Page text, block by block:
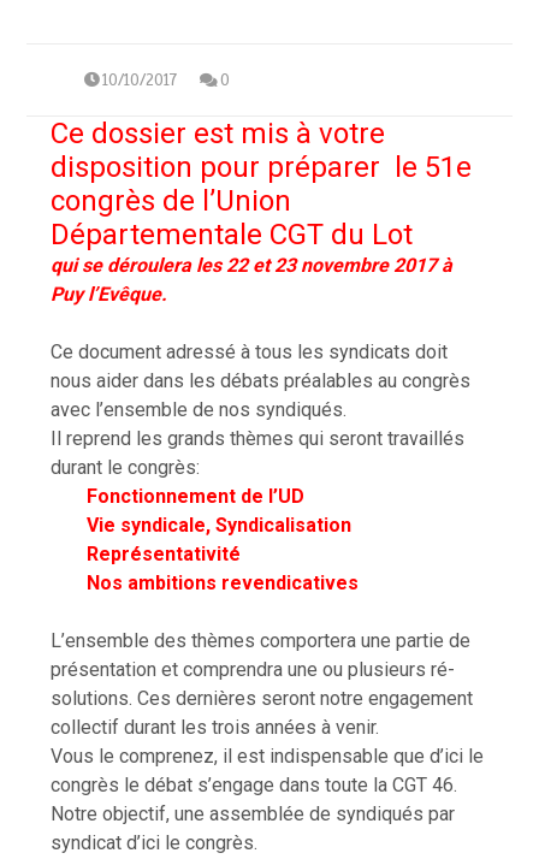
10/10/2017 0
Ce dossier est mis à votre
disposition pour préparer le 51e
congrès de l’Union
Départementale CGT du Lot
qui se déroulera les 22 et 23 novembre 2017 à
Puy l’Evêque.
Ce document adressé à tous les syndicats doit
nous aider dans les débats préalables au congrès
avec l’ensemble de nos syndiqués.
Il reprend les grands thèmes qui seront travaillés
durant le congrès:
Fonctionnement de l’UD
Vie syndicale, Syndicalisation
Représentativité
Nos ambitions revendicatives
L’ensemble des thèmes comportera une partie de
présentation et comprendra une ou plusieurs ré-
solutions. Ces dernières seront notre engagement
collectif durant les trois années à venir.
Vous le comprenez, il est indispensable que d’ici le
congrès le débat s’engage dans toute la CGT 46.
Notre objectif, une assemblée de syndiqués par
syndicat d’ici le congrès.